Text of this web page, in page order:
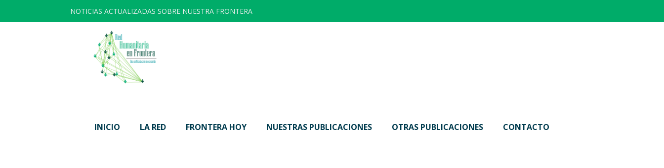
NOTICIAS ACTUALIZADAS SOBRE NUESTRA FRONTERA
INICIO LA RED FRONTERA HOY NUESTRAS PUBLICACIONES OTRAS PUBLICACIONES CONTACTO